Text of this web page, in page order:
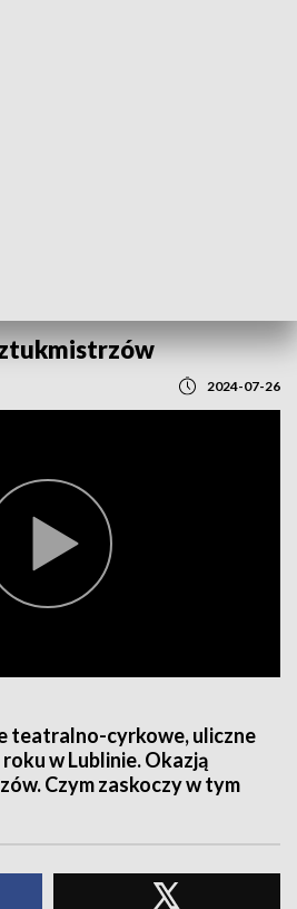
2024-07-26
teatralno-cyrkowe, uliczne
w Lublinie. Okazją
Czym zaskoczy w tym